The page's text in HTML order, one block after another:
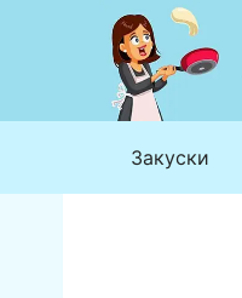
Закуски